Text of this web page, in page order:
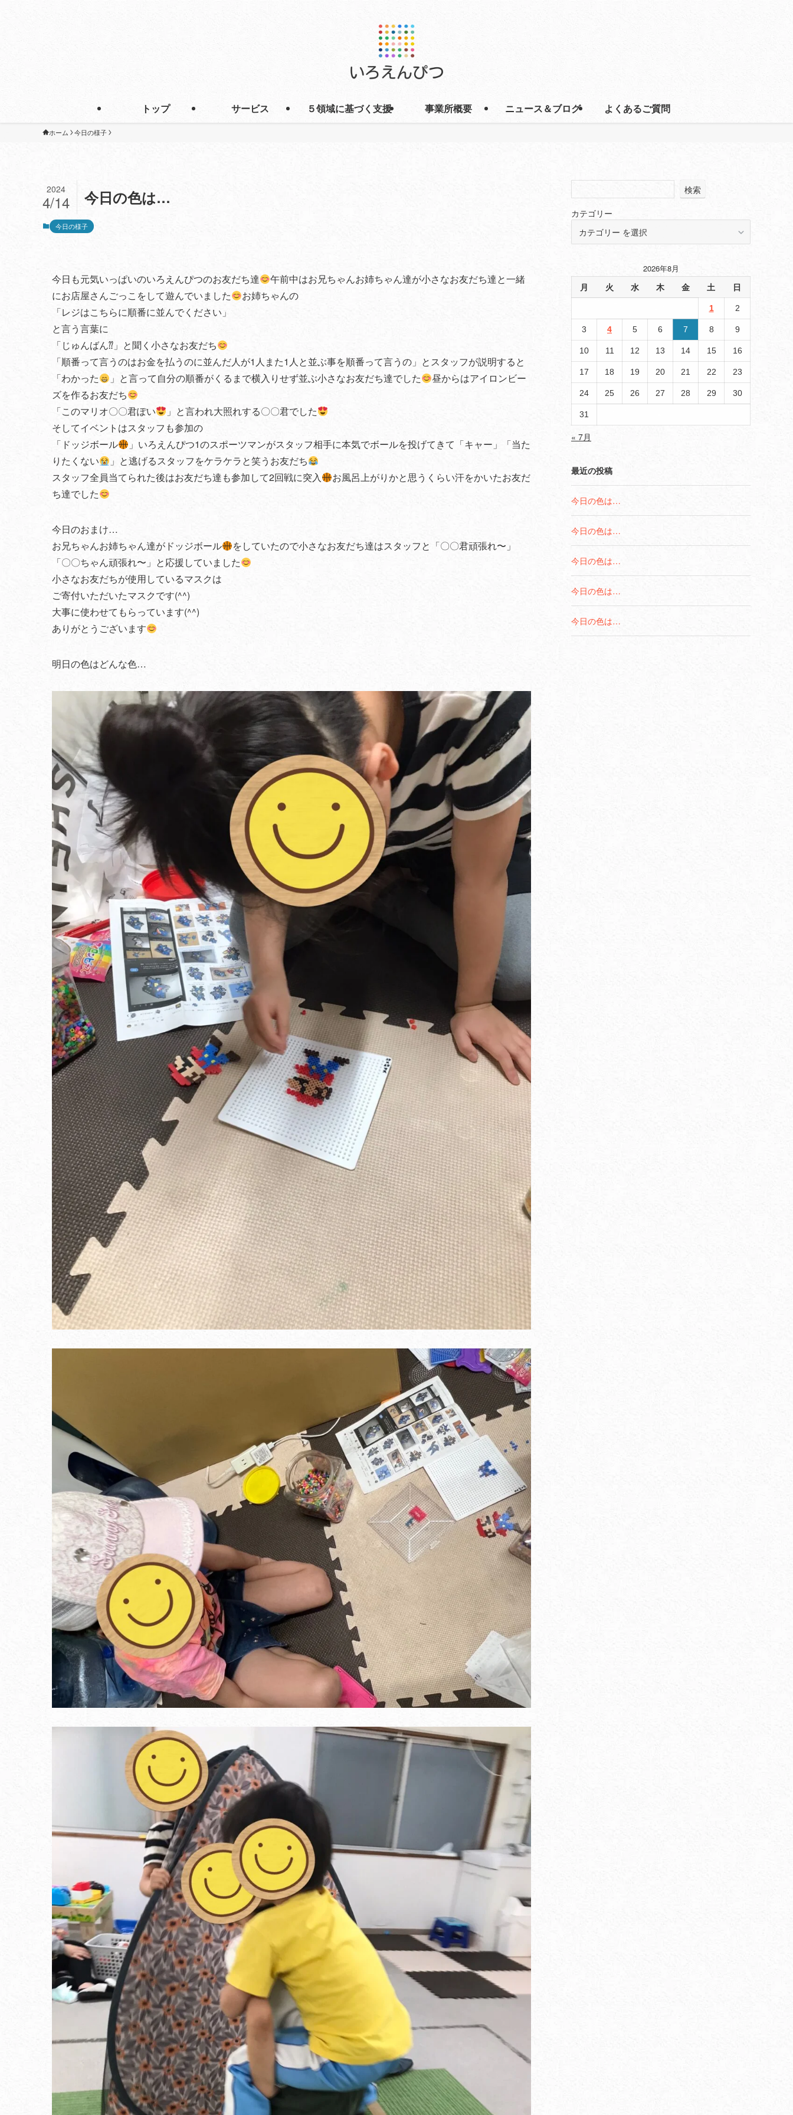
トップ サービス ５領域に基づく支援 事業所概要 ニュース＆ブログ よくあるご質問
ホーム 今日の様子
今日の色は…
2024
4/14
今日の様子
今日も元気いっぱいのいろえんぴつのお友だち達
午前中はお兄ちゃんお姉ちゃん達が小さなお友だち達と一緒
にお店屋さんごっこをして遊んでいました
お姉ちゃんの
「レジはこちらに順番に並んでください」
と言う言葉に
「じゅんばん⁇」と聞く小さなお友だち
「順番って言うのはお金を払うのに並んだ人が1人また1人と並ぶ事を順番って言うの」とスタッフが説明すると
「わかった
」と言って自分の順番がくるまで横入りせず並ぶ小さなお友だち達でした
昼からはアイロンビー
ズを作るお友だち
「このマリオ〇〇君ぽい
」と言われ大照れする〇〇君でした
そしてイベントはスタッフも参加の
「ドッジボール
」いろえんぴつ1のスポーツマンがスタッフ相手に本気でボールを投げてきて「キャー」「当た
りたくない
」と逃げるスタッフをケラケラと笑うお友だち
スタッフ全員当てられた後はお友だち達も参加して2回戦に突入
お風呂上がりかと思うくらい汗をかいたお友だ
ち達でした
今日のおまけ…
お兄ちゃんお姉ちゃん達がドッジボール
をしていたので小さなお友だち達はスタッフと「〇〇君頑張れ〜」
「〇〇ちゃん頑張れ〜」と応援していました
小さなお友だちが使用しているマスクは
ご寄付いただいたマスクです(^^)
大事に使わせてもらっています(^^)
ありがとうございます
明日の色はどんな色…
検索
カテゴリー
2026年8月
月 火 水 木 金 土 日
1 2
3 4 5 6 7 8 9
10 11 12 13 14 15 16
17 18 19 20 21 22 23
24 25 26 27 28 29 30
31
« 7月
最近の投稿
今日の色は…
今日の色は…
今日の色は…
今日の色は…
今日の色は…